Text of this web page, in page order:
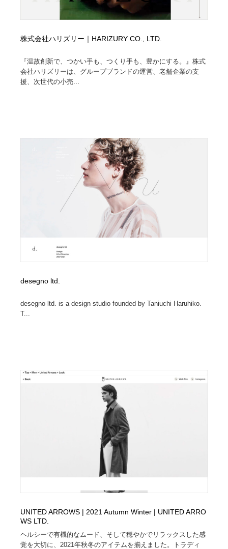
株式会社ハリズリー｜HARIZURY CO., LTD.
『温故創新で、つかい手も、つくり手も、豊かにする。』株式
会社ハリズリーは、グループブランドの運営、老舗企業の支
援、次世代の小売...
desegno ltd.
desegno ltd. is a design studio founded by Taniuchi Haruhiko.
T...
UNITED ARROWS | 2021 Autumn Winter | UNITED ARRO
WS LTD.
ヘルシーで有機的なムード、そして穏やかでリラックスした感
覚を大切に、2021年秋冬のアイテムを揃えました。トラディ